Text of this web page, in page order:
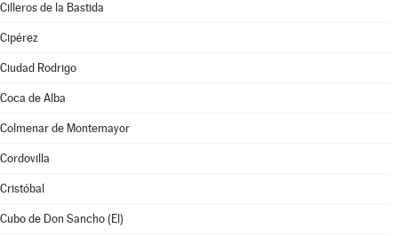
Cilleros de la Bastida
Cipérez
Ciudad Rodrigo
Coca de Alba
Colmenar de Montemayor
Cordovilla
Cristóbal
Cubo de Don Sancho (El)